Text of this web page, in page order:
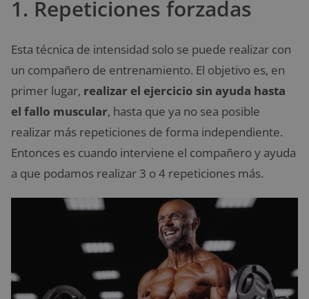
1. Repeticiones forzadas
Esta técnica de intensidad solo se puede realizar con
un compañero de entrenamiento. El objetivo es, en
primer lugar, realizar el ejercicio sin ayuda hasta
el fallo muscular, hasta que ya no sea posible
realizar más repeticiones de forma independiente.
Entonces es cuando interviene el compañero y ayuda
a que podamos realizar 3 o 4 repeticiones más.